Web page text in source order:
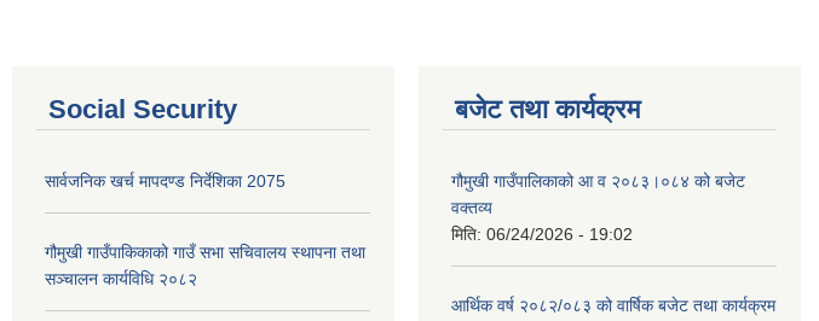
Social Security
सार्वजनिक खर्च मापदण्ड निर्देशिका 2075
गौमुखी गाउँपाकिकाको गाउँ सभा सचिवालय स्थापना तथा
सञ्चालन कार्यविधि २०८२
बजेट तथा कार्यक्रम
गौमुखी गाउँपालिकाको आ व २०८३।०८४ को बजेट
वक्तव्य
मिति: 06/24/2026 - 19:02
आर्थिक वर्ष २०८२/०८३ को वार्षिक बजेट तथा कार्यक्रम